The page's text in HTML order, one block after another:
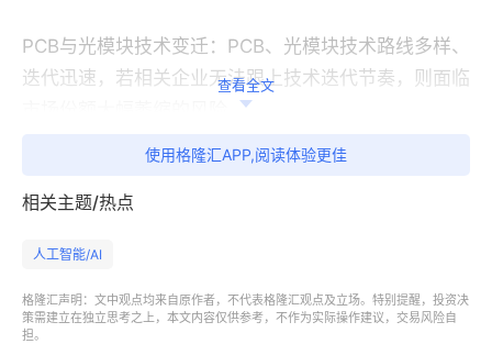
PCB与光模块技术变迁： PCB、光模块技术路线多样、
迭代迅速，若相关企业无法跟上技术迭代节奏，则面临
市场份额大幅萎缩的风险。
商业航天产业化滞后：若受政策审批、火箭运力与地缘
政治影响，卫星发射数量增速放缓，将直接制约商业航
机器人技术进步低于预期：若机器人具身智能水平进步
速度低于预期，将严重制约应用场景范围与落地速度，
查看全文
使用格隆汇APP,阅读体验更佳
相关主题/热点
人工智能/AI
格隆汇声明：文中观点均来自原作者，不代表格隆汇观点及立场。特别提醒，投资决
策需建立在独立思考之上，本文内容仅供参考，不作为实际操作建议，交易风险自
担。